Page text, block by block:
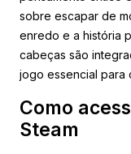
sobre escapar de
enredo e a história
cabeças são
jogo essencial para
Como
Steam